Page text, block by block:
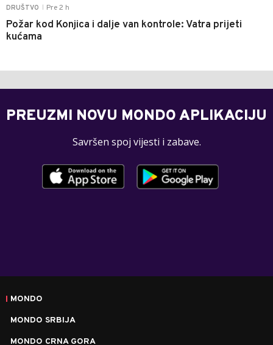
DRUŠTVO Pre 2 h
Požar kod Konjica i dalje van kontrole: Vatra prijeti
kućama
PREUZMI NOVU MONDO APLIKACIJU
Savršen spoj vijesti i zabave.
MONDO
MONDO SRBIJA
MONDO CRNA GORA